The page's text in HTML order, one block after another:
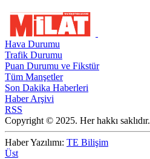
Hava Durumu
Trafik Durumu
Puan Durumu ve Fikstür
Tüm Manşetler
Son Dakika Haberleri
Haber Arşivi
RSS
Copyright © 2025. Her hakkı saklıdır.
Haber Yazılımı: TE Bilişim
Üst